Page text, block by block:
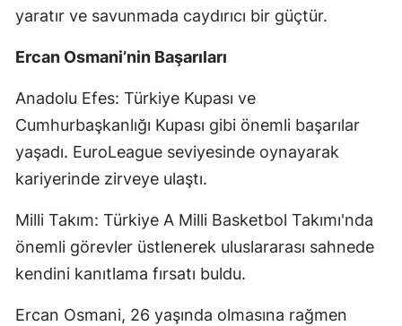
yaratır ve savunmada caydırıcı bir güçtür.
Ercan Osmani’nin Başarıları
Anadolu Efes: Türkiye Kupası ve
Cumhurbaşkanlığı Kupası gibi önemli başarılar
yaşadı. EuroLeague seviyesinde oynayarak
kariyerinde zirveye ulaştı.
Milli Takım: Türkiye A Milli Basketbol Takımı'nda
önemli görevler üstlenerek uluslararası sahnede
kendini kanıtlama fırsatı buldu.
Ercan Osmani, 26 yaşında olmasına rağmen